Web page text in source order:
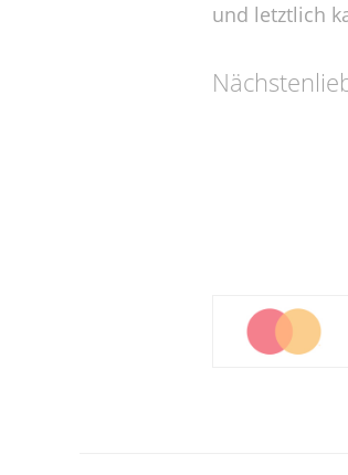
und letztlich